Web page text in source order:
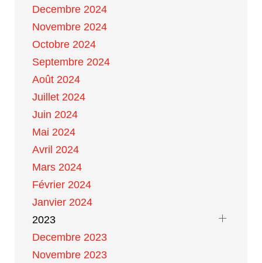
Decembre 2024
Novembre 2024
Octobre 2024
Septembre 2024
Août 2024
Juillet 2024
Juin 2024
Mai 2024
Avril 2024
Mars 2024
Février 2024
Janvier 2024
2023
Decembre 2023
Novembre 2023